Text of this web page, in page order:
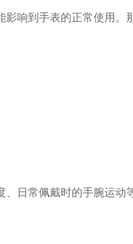
响到手表的正常使用。
日常佩戴时的手腕运动